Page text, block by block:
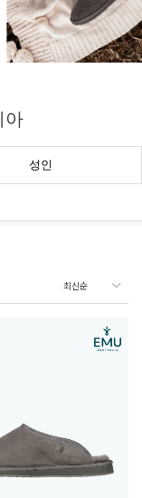
아
성인